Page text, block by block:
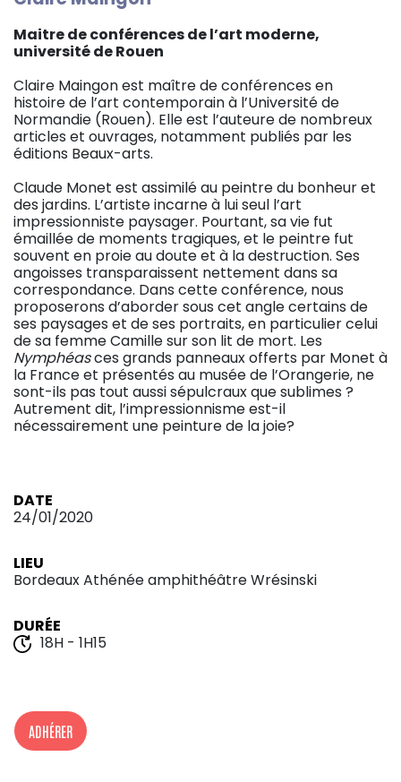
Maitre de conférences de l’art moderne,
université de Rouen
Claire Maingon est maître de conférences en
histoire de l’art contemporain à l’Université de
Normandie (Rouen). Elle est l’auteure de nombreux
articles et ouvrages, notamment publiés par les
éditions Beaux-arts.
Claude Monet est assimilé au peintre du bonheur et
des jardins. L’artiste incarne à lui seul l’art
impressionniste paysager. Pourtant, sa vie fut
émaillée de moments tragiques, et le peintre fut
souvent en proie au doute et à la destruction. Ses
angoisses transparaissent nettement dans sa
correspondance. Dans cette conférence, nous
proposerons d’aborder sous cet angle certains de
ses paysages et de ses portraits, en particulier celui
de sa femme Camille sur son lit de mort. Les
Nymphéasces grands panneaux offerts par Monet à
la France et présentés au musée de l’Orangerie, ne
sont-ils pas tout aussi sépulcraux que sublimes ?
Autrement dit, l’impressionnisme est-il
nécessairement une peinture de la joie?
DATE
24/01/2020
LIEU
Bordeaux Athénée amphithéâtre Wrésinski
DURÉE
18H - 1H15
ADHÉRER